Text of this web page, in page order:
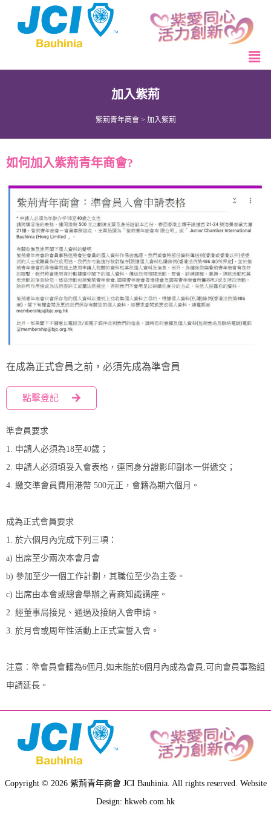
加入紫荊
紫荊青年商會> 加入紫荊
如何加入紫荊青年商會?
在成為正式會員之前，必須先成為準會員
點擊登記
準會員要求
1. 申請人必須為18至40歲；
2. 申請人必須填妥入會表格，連同身分證影印副本一併遞交；
4. 繳交準會員費用港幣 500元正，會籍為期六個月。
成為正式會員要求
1. 於六個月內完成下列三項：
a) 出席至少兩次本會月會
b) 參加至少一個工作計劃，其職位至少為主委。
c) 出席由本會或總會舉辦之青商知識講座。
2. 經董事局接見、通過及接納入會申請。
3. 於月會或周年性活動上正式宣誓入會。
注意︰準會員會籍為6個月,如未能於6個月內成為會員,可向會員事務組
申請延長。
Copyright © 2026 紫荊青年商會 JCI Bauhinia. All rights reserved. Website
Design: hkweb.com.hk